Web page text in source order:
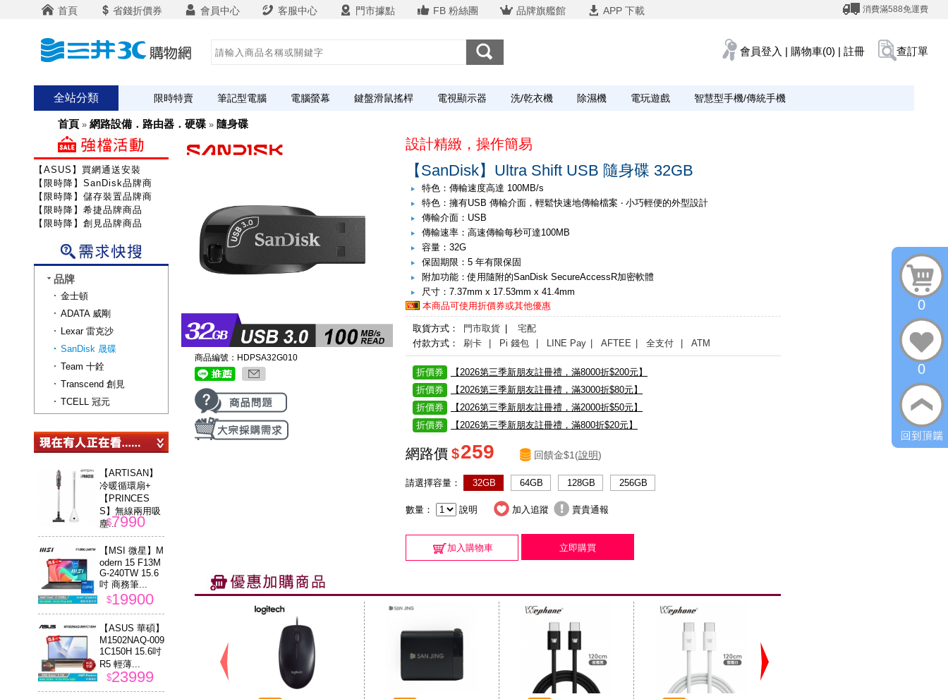
首頁 省錢折價券 會員中心 客服中心 門市據點 FB 粉絲團 品牌旗艦館 APP 下載 消費滿588免運費
會員登入 | 購物車(0) | 註冊 查訂單
全站分類 限時特賣 筆記型電腦 電腦螢幕 鍵盤滑鼠搖桿 電視顯示器 洗/乾衣機 除濕機 電玩遊戲 智慧型手機/傳統手機
首頁 » 網路設備．路由器．硬碟 » 隨身碟
商品編號：HDPSA32G010
設計精緻，操作簡易
【SanDisk】Ultra Shift USB 隨身碟 32GB
特色：傳輸速度高達 100MB/s
特色：擁有USB 傳輸介面，輕鬆快速地傳輸檔案 ‧ 小巧輕便的外型設計
傳輸介面：USB
傳輸速率：高速傳輸每秒可達100MB
容量：32G
保固期限：5 年有限保固
附加功能：使用隨附的SanDisk SecureAccessR加密軟體
尺寸：7.37mm x 17.53mm x 41.4mm
本商品可使用折價券或其他優惠
取貨方式： 門市取貨
宅配
付款方式：
刷卡 | Pi 錢包 | LINE Pay | AFTEE | 全支付 | ATM
折價券
【2026第三季新朋友註冊禮，滿8000折$200元】
折價券
【2026第三季新朋友註冊禮，滿3000折$80元】
折價券
【2026第三季新朋友註冊禮，滿2000折$50元】
折價券
【2026第三季新朋友註冊禮，滿800折$20元】
網路價 $259 回饋金$1(說明)
請選擇容量： 32GB 64GB 128GB 256GB
數量： 說明 加入追蹤 賣貴通報
加入購物車 立即購買
【ASUS】買網通送安裝
【限時降】SanDisk品牌商品
【限時降】儲存裝置品牌商品
【限時降】希捷品牌商品
【限時降】創見品牌商品
品牌
金士頓
ADATA 威剛
Lexar 雷克沙
SanDisk 晟碟
Team 十銓
Transcend 創見
TCELL 冠元
【ARTISAN】
冷暖循環扇+
【PRINCES
S】無線兩用吸
塵...
$7990
【MSI 微星】M
odern 15 F13M
G-240TW 15.6
吋 商務筆...
$19900
【ASUS 華碩】
M1502NAQ-009
1C150H 15.6吋
R5 輕薄...
$23999
0
0